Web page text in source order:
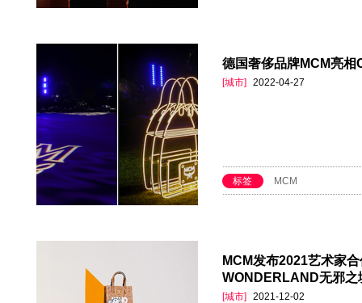
德国奢侈品牌MCM亮
[城市] 2022-04-27
标签 MCM
MCM发布2021艺术家
WONDERLAND无邪之
[城市] 2021-12-02